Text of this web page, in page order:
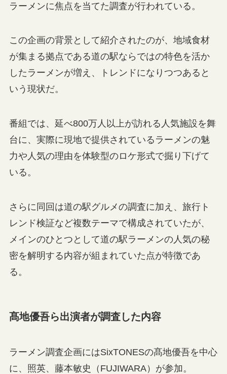
ラーメンに焦点を当てた調査が行われている。
この企画の背景として紹介されたのが、地域食材
が集まる拠点である道の駅ならではの特色を活か
したラーメンが増え、トレンドになりつつあると
いう現状だ。
番組では、延べ800万人以上が訪れる人気施設を舞
台に、実際に現地で提供されているラーメンの魅
力や人気の理由を体験型のロケ形式で掘り下げて
いる。
さらに同回は道の駅グルメの調査に加え、旅行ト
レンド検証など複数テーマで構成されていたが、
メインのひとつとして道の駅ラーメンの人気の秘
密を解明する内容が組まれていた点が特徴であ
る。
髙地優吾ら出演者が調査した内容
ラーメン調査企画にはSixTONESの髙地優吾を中心
に、照英、藤本敏史（FUJIWARA）が参加。